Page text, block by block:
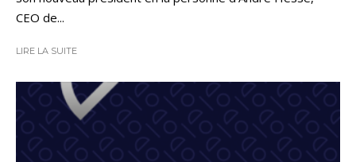
CEO de...
LIRE LA SUITE